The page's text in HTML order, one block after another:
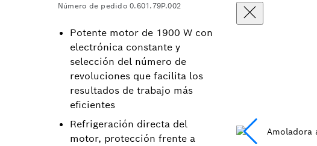
Número de pedido 0.601.79P.002
Potente motor de 1900 W con
electrónica constante y
selección del número de
revoluciones que facilita los
resultados de trabajo más
eficientes
Refrigeración directa del
motor, protección frente a